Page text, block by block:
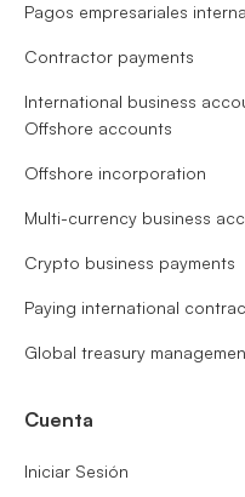
Pagos empresariales
Contractor payments
International business
Offshore accounts
Offshore incorporation
Multi-currency business
Crypto business payments
Paying international
Global treasury
Cuenta
Iniciar Sesión